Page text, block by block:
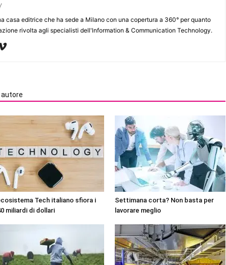
casa editrice che ha sede a Milano con una copertura a 360° per quanto
rivolta agli specialisti dell'lnformation & Communication Technology.
Tech italiano sfiora i
miliardi di dollari
Settimana corta? Non basta per
lavorare meglio